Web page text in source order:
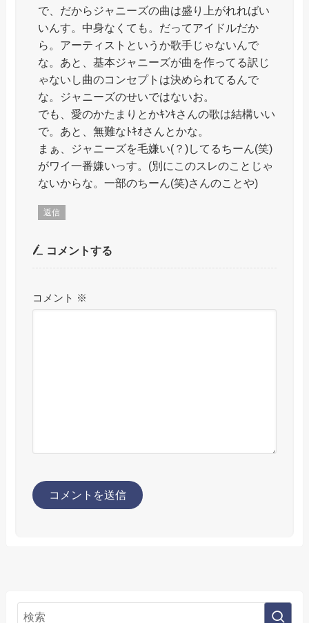
で、だからジャニーズの曲は盛り上がれればい
いんす。中身なくても。だってアイドルだか
ら。アーティストというか歌手じゃないんで
な。あと、基本ジャニーズが曲を作ってる訳じ
ゃないし曲のコンセプトは決められてるんで
な。ジャニーズのせいではないお。
でも、愛のかたまりとかｷﾝｷさんの歌は結構いい
で。あと、無難なﾄｷｵさんとかな。
まぁ、ジャニーズを毛嫌い(？)してるちーん(笑)
がワイ一番嫌いっす。(別にこのスレのことじゃ
ないからな。一部のちーん(笑)さんのことや)
返信
コメントする
コメント ※